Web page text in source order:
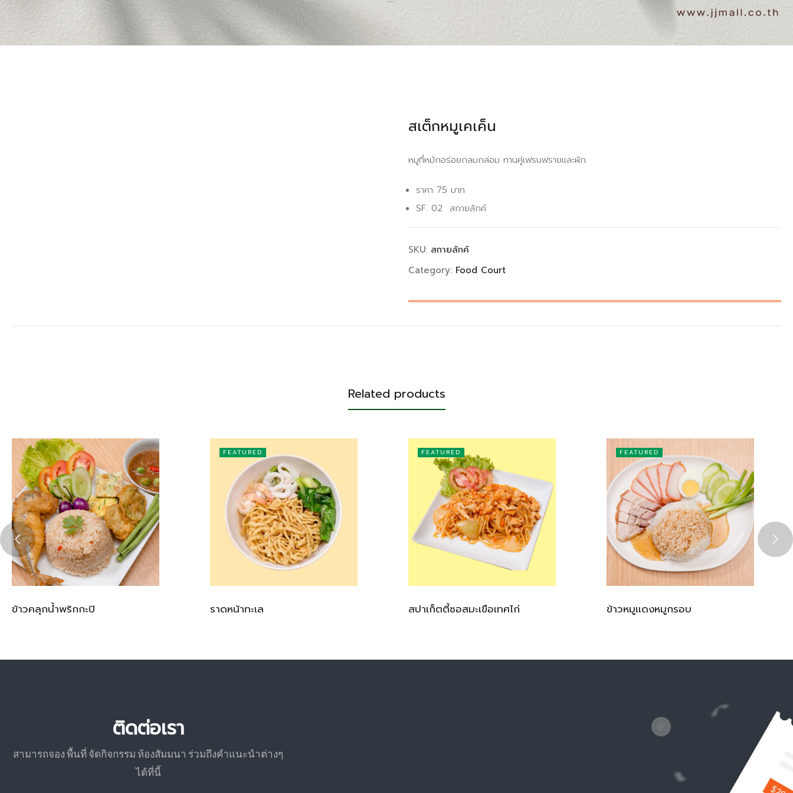
สเต็กหมูเคเค็น
หมูที่หมักอร่อยกลมกล่อม ทานคู่เฟรนฟรายและผัก.
ราคา 75 บาท
SF. 02 สกายลักค์
SKU: สกายลักค์
Category: Food Court
Related products
ข้าวคลุกน้ำพริกกะปิ
FEATURED
ราดหน้าทะเล
FEATURED
สปาเก็ตตี้ซอสมะเขือเทศไก่
FEATURED
ข้าวหมูเเดงหมูกรอบ
ติดต่อเรา
สามารถจอง พื้นที่ จัดกิจกรรม ห้องสัมมนา ร่วมถึงคำแนะนำต่างๆ
ได้ที่นี้